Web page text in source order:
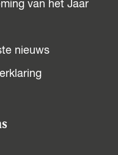
van het Jaar
nieuws